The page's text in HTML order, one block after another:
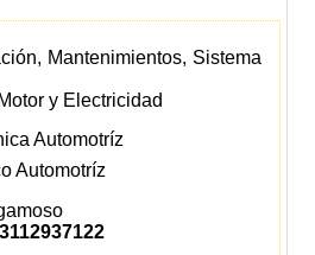
Mantenimientos, Sistema
y Electricidad
Automotríz
Automotríz